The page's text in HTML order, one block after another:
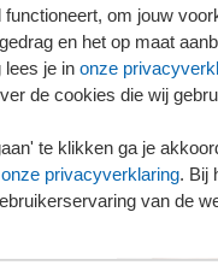
om jouw
en het op maat
lees je in onze
de cookies die wij
te klikken ga je
onze privacyverklaring. Bij
van de